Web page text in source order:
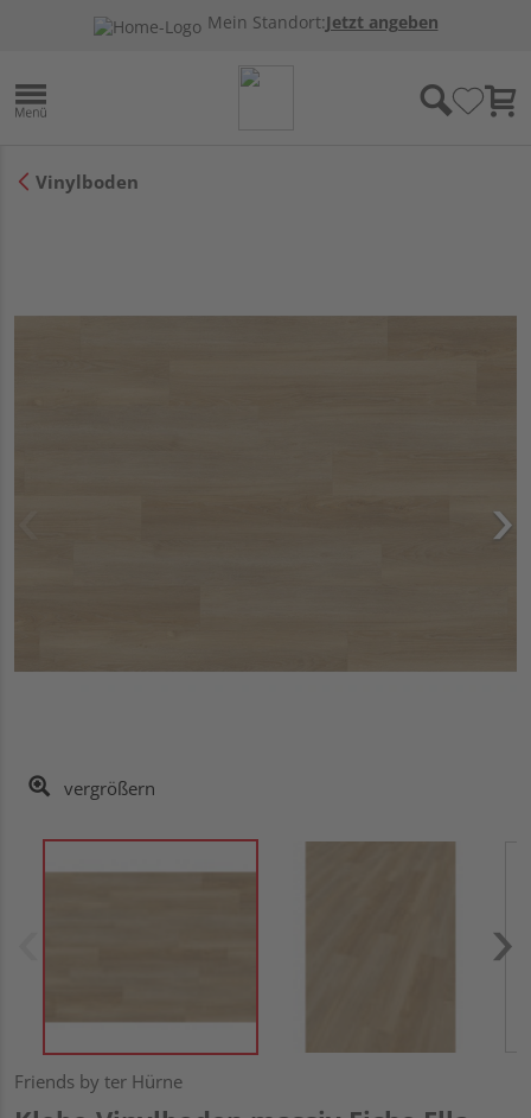
Mein Standort:Jetzt angeben
Vinylboden
vergrößern
Friends by ter Hürne